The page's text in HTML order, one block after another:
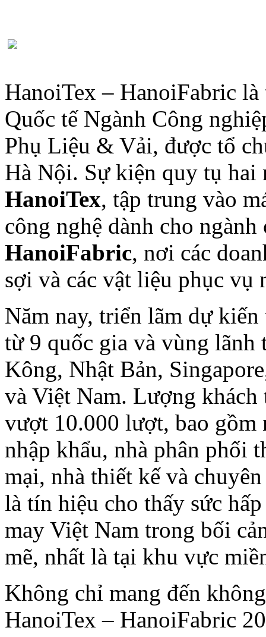
HanoiTex – HanoiFabric
Quốc tế Ngành Công
Phụ Liệu & Vải, được tổ
Hà Nội. Sự kiện quy tụ hai
HanoiTex, tập trung vào
công nghệ dành cho
HanoiFabric, nơi các
sợi và các vật liệu phục vụ
Năm nay, triển lãm dự
từ 9 quốc gia và vùng
Kông, Nhật Bản,
và Việt Nam. Lượng khách
vượt 10.000 lượt, bao gồm
nhập khẩu, nhà phân phối
mại, nhà thiết kế và
là tín hiệu cho thấy sức
may Việt Nam trong bối
mẽ, nhất là tại khu vực
Không chỉ mang đến
HanoiTex – HanoiFabric